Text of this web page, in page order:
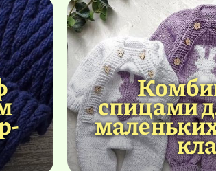
спицами